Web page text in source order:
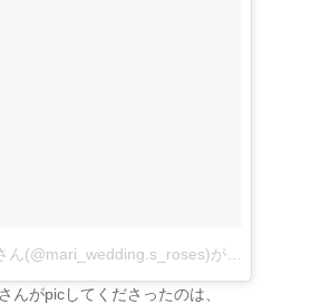
んがpicしてくださったのは、